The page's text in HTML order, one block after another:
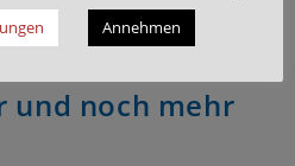
und noch mehr
Annehmen